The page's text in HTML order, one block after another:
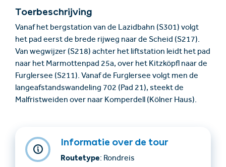
Toerbeschrijving
Vanaf het bergstation van de Lazidbahn (S301) volgt
het pad eerst de brede rijweg naar de Scheid (S217).
Van wegwijzer (S218) achter het liftstation leidt het pad
naar het Marmottenpad 25a, over het Kitzköpfl naar de
Furglersee (S211). Vanaf de Furglersee volgt men de
langeafstandswandeling 702 (Pad 21), steekt de
Malfristweiden over naar Komperdell (Kölner Haus).
Informatie over de tour
Routetype: Rondreis